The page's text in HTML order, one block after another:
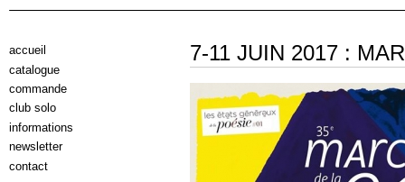
7-11 JUIN 2017 :
accueil
catalogue
commande
club solo
informations
newsletter
contact